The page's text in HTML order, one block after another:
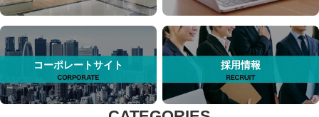
コーポレートサイト 採用情報